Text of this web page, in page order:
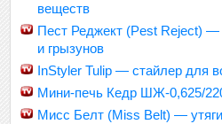
веществ
Пест Реджект (Pest Reject) —
и грызунов
InStyler Tulip — стайлер для
Мини-печь Кедр ШЖ-0,625/
Мисс Белт (Miss Belt) —